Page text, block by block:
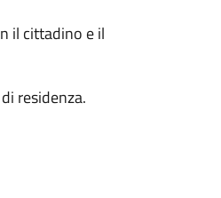
il cittadino e il
residenza.